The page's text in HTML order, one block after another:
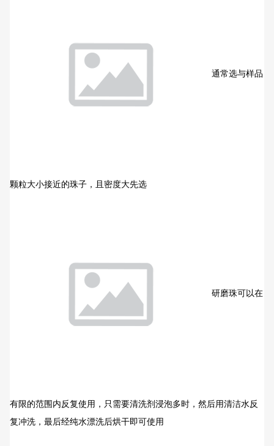
通常选与样品
颗粒大小接近的珠子，且密度大先选
研磨珠可以在
有限的范围内反复使用，只需要清洗剂浸泡多时，然后用清洁水反
复冲洗，最后经纯水漂洗后烘干即可使用